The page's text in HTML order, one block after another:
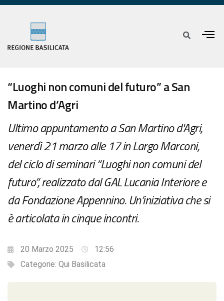
“Luoghi non comuni del futuro” a San
Martino d’Agri
Ultimo appuntamento a San Martino d'Agri,
venerdì 21 marzo alle 17 in Largo Marconi,
del ciclo di seminari “Luoghi non comuni del
futuro”, realizzato dal GAL Lucania Interiore e
da Fondazione Appennino. Un’iniziativa che si
è articolata in cinque incontri.
20 Marzo 2025
12:56
Categorie: Qui Basilicata